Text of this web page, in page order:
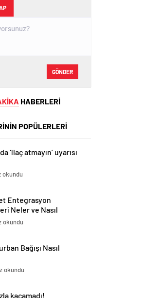
GÖNDER
HABERLERİ
POPÜLERLERİ
‘ilaç atmayın’ uyarısı
okundu
Entegrasyon
Neler ve Nasıl
okundu
Bağışı Nasıl
okundu
kaçamadı!